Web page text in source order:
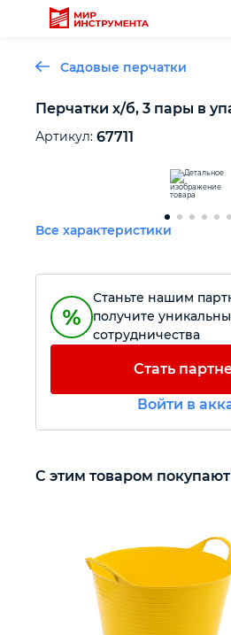
Отделочный инструмент
Слесарный инструмент
Столярный инструмент
Измерительный
Крепежный инструмент
Режущий инструмент
Прочий инструмент
Садовые перчатки
Перчатки х/б, 3 пары в
Артикул: 67711
Все характеристики
Станьте нашим
получите
сотрудничества
Стать
Войти в
С этим товаром покупают